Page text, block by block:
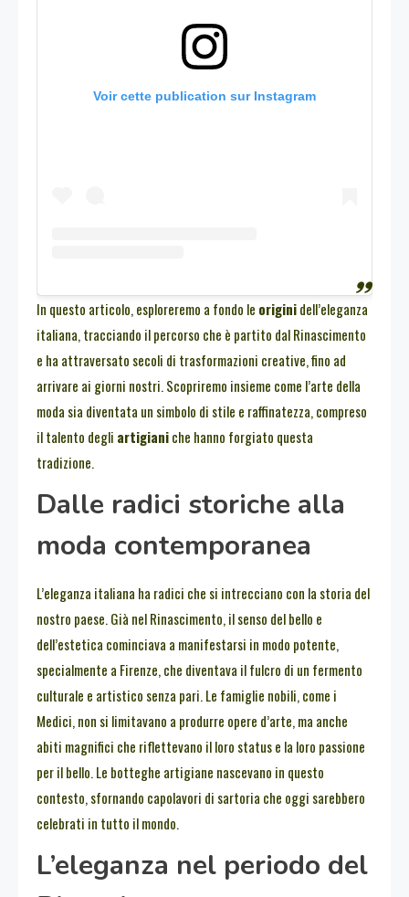
Voir cette publication sur Instagram
In questo articolo, esploreremo a fondo le originidell’eleganza
italiana, tracciando il percorso che è partito dal Rinascimento
e ha attraversato secoli di trasformazioni creative, fino ad
arrivare ai giorni nostri. Scopriremo insieme come l’arte della
moda sia diventata un simbolo di stile e raffinatezza, compreso
il talento degli artigianiche hanno forgiato questa
tradizione.
Dalle radici storiche alla
moda contemporanea
L’eleganza italiana ha radici che si intrecciano con la storia del
nostro paese. Già nel Rinascimento, il senso del bello e
dell’estetica cominciava a manifestarsi in modo potente,
specialmente a Firenze, che diventava il fulcro di un fermento
culturale e artistico senza pari. Le famiglie nobili, come i
Medici, non si limitavano a produrre opere d’arte, ma anche
abiti magnifici che riflettevano il loro status e la loro passione
per il bello. Le botteghe artigiane nascevano in questo
contesto, sfornando capolavori di sartoria che oggi sarebbero
celebrati in tutto il mondo.
L’eleganza nel periodo del